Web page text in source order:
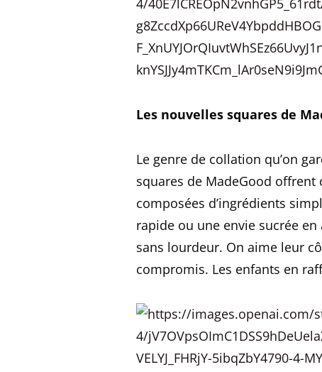
Les nouvelles squares de
Le genre de collation qu’on
squares de MadeGood
composées d’ingrédients
rapide ou une envie sucrée
sans lourdeur. On aime leur
compromis. Les enfants en